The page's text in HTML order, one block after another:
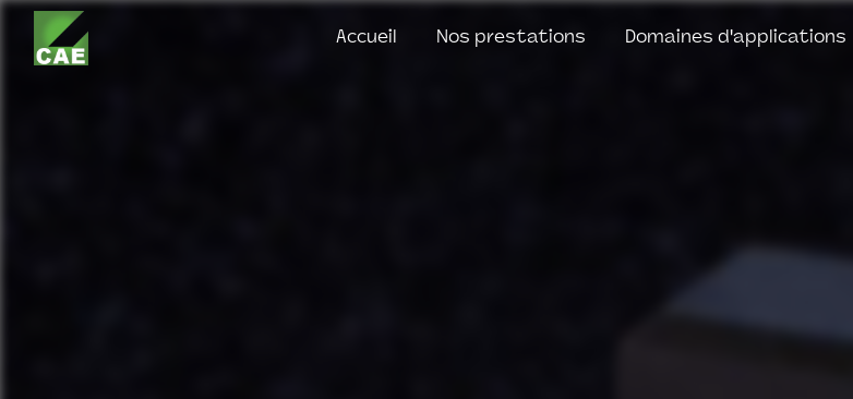
Accueil Nos prestations Domaines d'applications
Panneau de gestion des cookies